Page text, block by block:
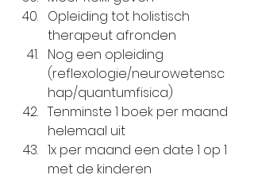
Opleiding tot holistisch
therapeut afronden
Nog een opleiding
(reflexologie/neurowetensc
hap/quantumfisica)
Tenminste 1 boek per maand
helemaal uit
1x per maand een date 1 op 1
met de kinderen